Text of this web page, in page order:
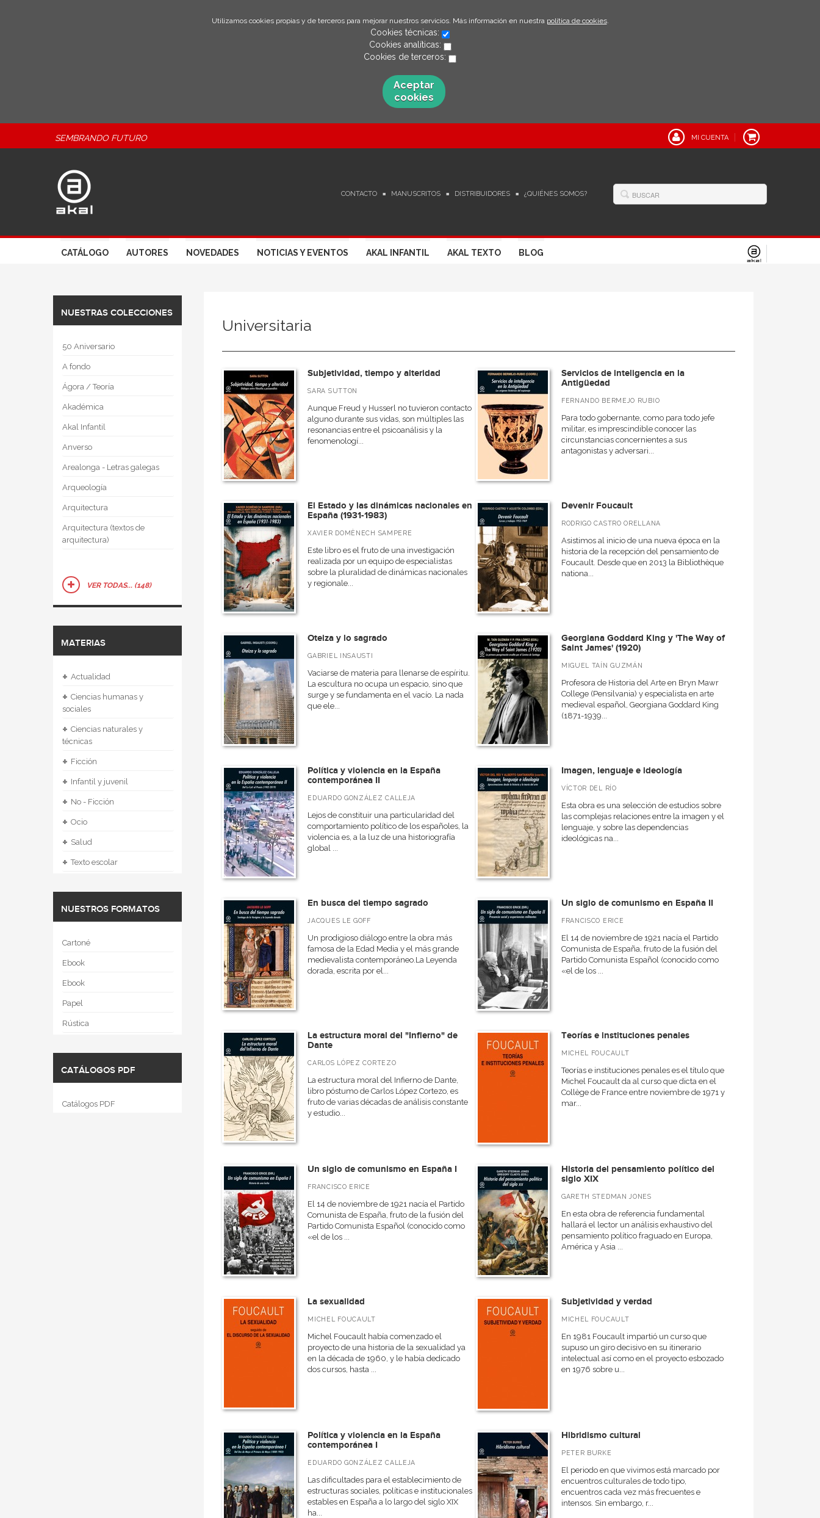
Utilizamos cookies propias y de terceros para mejorar nuestros servicios. Más información en nuestra política de cookies.
Cookies técnicas:
Cookies analíticas:
Cookies de terceros:
Aceptar
cookies
SEMBRANDO FUTURO MI CUENTA
CONTACTO MANUSCRITOS DISTRIBUIDORES ¿QUIÉNES SOMOS?
CATÁLOGO AUTORES NOVEDADES NOTICIAS Y EVENTOS AKAL INFANTIL AKAL TEXTO BLOG
NUESTRAS COLECCIONES
50 Aniversario
A fondo
Ágora / Teoría
Akadémica
Akal Infantil
Anverso
Arealonga - Letras galegas
Arqueología
Arquitectura
Arquitectura (textos de
arquitectura)
VER TODAS... (148)
MATERIAS
+ Actualidad
+ Ciencias humanas y
sociales
+ Ciencias naturales y
técnicas
+ Ficción
+ Infantil y juvenil
+ No - Ficción
+ Ocio
+ Salud
+ Texto escolar
NUESTROS FORMATOS
Cartoné
Ebook
Ebook
Papel
Rústica
CATÁLOGOS PDF
Catálogos PDF
Universitaria
Subjetividad, tiempo y alteridad
SARA SUTTON
Aunque Freud y Husserl no tuvieron contacto
alguno durante sus vidas, son múltiples las
resonancias entre el psicoanálisis y la
fenomenologí...
Servicios de inteligencia en la
Antigüedad
FERNANDO BERMEJO RUBIO
Para todo gobernante, como para todo jefe
militar, es imprescindible conocer las
circunstancias concernientes a sus
antagonistas y adversari...
El Estado y las dinámicas nacionales en
España (1931-1983)
XAVIER DOMÈNECH SAMPERE
Este libro es el fruto de una investigación
realizada por un equipo de especialistas
sobre la pluralidad de dinámicas nacionales
y regionale...
Devenir Foucault
RODRIGO CASTRO ORELLANA
Asistimos al inicio de una nueva época en la
historia de la recepción del pensamiento de
Foucault. Desde que en 2013 la Bibliothèque
nationa...
Oteiza y lo sagrado
GABRIEL INSAUSTI
Vaciarse de materia para llenarse de espíritu.
La escultura no ocupa un espacio, sino que
surge y se fundamenta en el vacío. La nada
que ele...
Georgiana Goddard King y 'The Way of
Saint James' (1920)
MIGUEL TAÍN GUZMÁN
Profesora de Historia del Arte en Bryn Mawr
College (Pensilvania) y especialista en arte
medieval español, Georgiana Goddard King
(1871-1939...
Política y violencia en la España
contemporánea II
EDUARDO GONZÁLEZ CALLEJA
Lejos de constituir una particularidad del
comportamiento político de los españoles, la
violencia es, a la luz de una historiografía
global ...
Imagen, lenguaje e ideología
VÍCTOR DEL RÍO
Esta obra es una selección de estudios sobre
las complejas relaciones entre la imagen y el
lenguaje, y sobre las dependencias
ideológicas na...
En busca del tiempo sagrado
JACQUES LE GOFF
Un prodigioso diálogo entre la obra más
famosa de la Edad Media y el más grande
medievalista contemporáneo.La Leyenda
dorada, escrita por el...
Un siglo de comunismo en España II
FRANCISCO ERICE
El 14 de noviembre de 1921 nacía el Partido
Comunista de España, fruto de la fusión del
Partido Comunista Español (conocido como
«el de los ...
La estructura moral del "Infierno" de
Dante
CARLOS LÓPEZ CORTEZO
La estructura moral del Infierno de Dante,
libro póstumo de Carlos López Cortezo, es
fruto de varias décadas de análisis constante
y estudio...
Teorías e instituciones penales
MICHEL FOUCAULT
Teorías e instituciones penales es el título que
Michel Foucault da al curso que dicta en el
Collège de France entre noviembre de 1971 y
mar...
Un siglo de comunismo en España I
FRANCISCO ERICE
El 14 de noviembre de 1921 nacía el Partido
Comunista de España, fruto de la fusión del
Partido Comunista Español (conocido como
«el de los ...
Historia del pensamiento político del
siglo XIX
GARETH STEDMAN JONES
En esta obra de referencia fundamental
hallará el lector un análisis exhaustivo del
pensamiento político fraguado en Europa,
América y Asia ...
La sexualidad
MICHEL FOUCAULT
Michel Foucault había comenzado el
proyecto de una historia de la sexualidad ya
en la década de 1960, y le había dedicado
dos cursos, hasta ...
Subjetividad y verdad
MICHEL FOUCAULT
En 1981 Foucault impartió un curso que
supuso un giro decisivo en su itinerario
intelectual así como en el proyecto esbozado
en 1976 sobre u...
Política y violencia en la España
contemporánea I
EDUARDO GONZÁLEZ CALLEJA
Las dificultades para el establecimiento de
estructuras sociales, políticas e institucionales
estables en España a lo largo del siglo XIX
ha...
Hibridismo cultural
PETER BURKE
El periodo en que vivimos está marcado por
encuentros culturales de todo tipo,
encuentros cada vez más frecuentes e
intensos. Sin embargo, r...